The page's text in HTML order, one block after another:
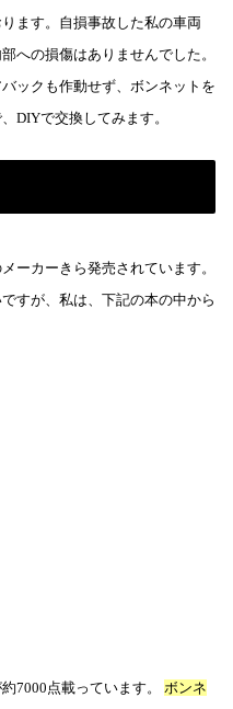
ます。自損事故した私の車両
への損傷はありませんでした。
ックも作動せず、ボンネットを
DIYで交換してみます。
ーカーきら発売されています。
すが、私は、下記の本の中から
7000点載っています。 ボンネ